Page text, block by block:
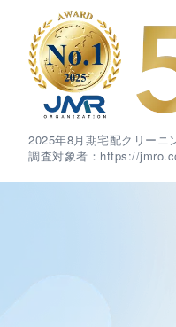
2025年8月期宅配クリー
調査対象者：https://